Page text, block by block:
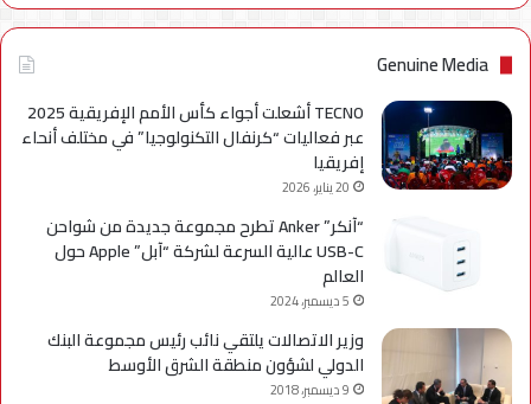
Genuine Media
TECNO أشعلت أجواء كأس الأمم الإفريقية 2025
عبر فعاليات “كرنفال التكنولوجيا” في مختلف أنحاء
إفريقيا
20 يناير، 2026
“آنكر” Anker تطرح مجموعة جديدة من شواحن
USB-C عالية السرعة لشركة “آبل” Apple حول
العالم
5 ديسمبر، 2024
وزير الاتصالات يلتقي نائب رئيس مجموعة البنك
الدولي لشؤون منطقة الشرق الأوسط
9 ديسمبر، 2018